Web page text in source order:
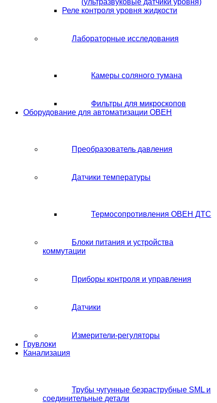
(ультразвуковые датчики уровня)
Реле контроля уровня жидкости
Лабораторные исследования
Камеры соляного тумана
Фильтры для микроскопов
Оборудование для автоматизации ОВЕН
Преобразователь давления
Датчики температуры
Термосопротивления ОВЕН ДТС
Блоки питания и устройства
коммутации
Приборы контроля и управления
Датчики
Измерители-регуляторы
Грувлоки
Канализация
Трубы чугунные безраструбные SML и
соединительные детали